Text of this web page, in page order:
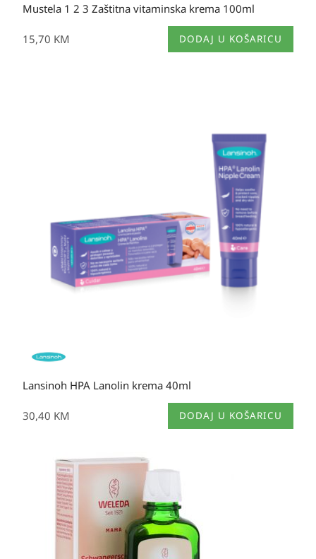
Mustela 1 2 3 Zaštitna vitaminska krema 100ml
15,70 KM DODAJ U KOŠARICU
Lansinoh HPA Lanolin krema 40ml
30,40 KM DODAJ U KOŠARICU
Izvorna
cijena
34,50 KM.
Trenutna
cijena
22,20 KM.